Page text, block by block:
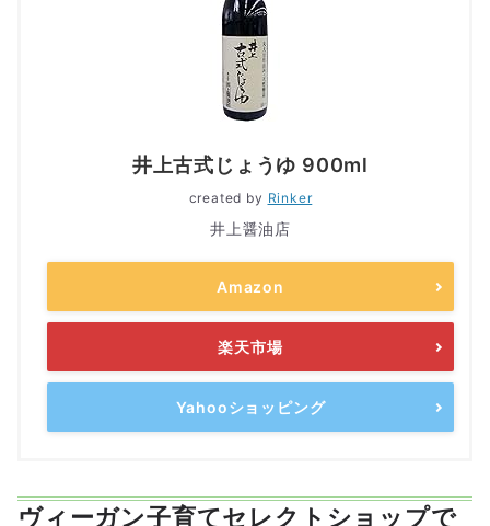
井上古式じょうゆ 900ml
created by Rinker
井上醤油店
Amazon
楽天市場
Yahooショッピング
ヴィーガン子育てセレクトショップで